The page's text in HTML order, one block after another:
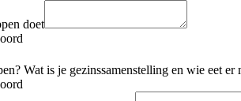
doet
Wat is je gezinssamenstelling en wie eet er